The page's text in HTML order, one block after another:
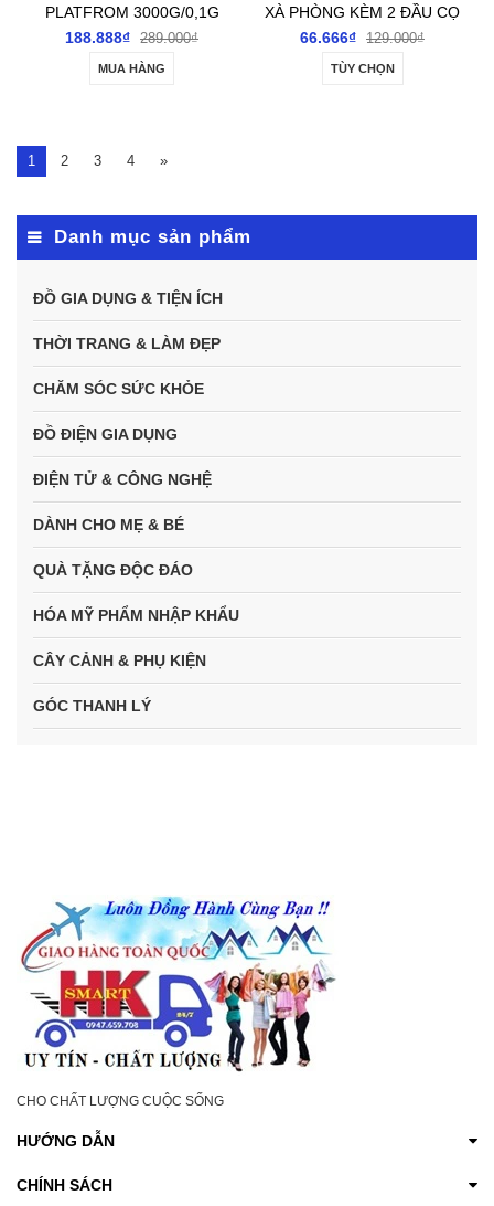
PLATFROM 3000G/0,1G
188.888₫ 289.000₫
MUA HÀNG
XÀ PHÒNG KÈM 2 ĐẦU CỌ
ĐA NĂNG
66.666₫ 129.000₫
TÙY CHỌN
1 2 3 4 »
Danh mục sản phẩm
ĐỒ GIA DỤNG & TIỆN ÍCH
THỜI TRANG & LÀM ĐẸP
CHĂM SÓC SỨC KHỎE
ĐỒ ĐIỆN GIA DỤNG
ĐIỆN TỬ & CÔNG NGHỆ
DÀNH CHO MẸ & BÉ
QUÀ TẶNG ĐỘC ĐÁO
HÓA MỸ PHẨM NHẬP KHẨU
CÂY CẢNH & PHỤ KIỆN
GÓC THANH LÝ
CHO CHẤT LƯỢNG CUỘC SỐNG
HƯỚNG DẪN
CHÍNH SÁCH